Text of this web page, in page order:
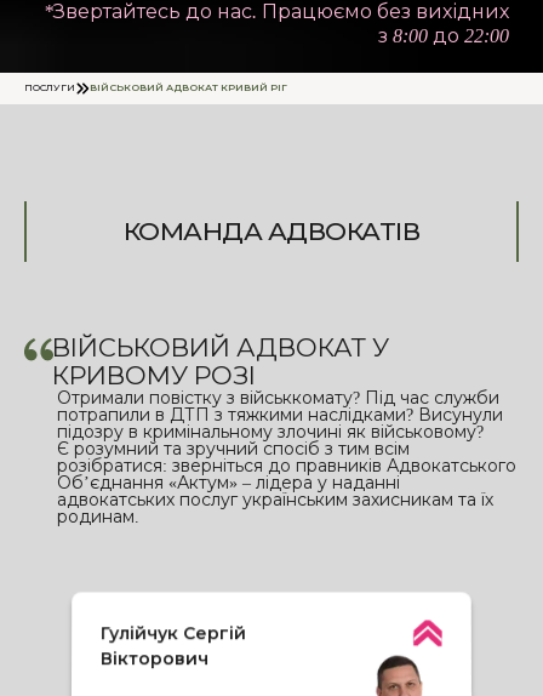
*Звертайтесь до нас. Працюємо без вихідних
з 8:00 до 22:00
ПОСЛУГИ ВІЙСЬКОВИЙ АДВОКАТ КРИВИЙ РІГ
КОМАНДА АДВОКАТІВ
Гулійчук Сергій
Вікторович
ВІЙСЬКОВИЙ АДВОКАТ У
КРИВОМУ РОЗІ
Отримали повістку з військкомату? Під час служби
потрапили в ДТП з тяжкими наслідками? Висунули
підозру в кримінальному злочині як військовому?
Є розумний та зручний спосіб з тим всім
розібратися: зверніться до правників Адвокатського
Об’єднання «Актум» – лідера у наданні
адвокатських послуг українським захисникам та їх
родинам.